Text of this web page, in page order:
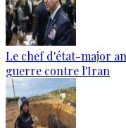
Le chef d'état-major
guerre contre l'Iran